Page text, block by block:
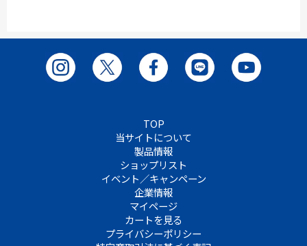
TOP
当サイトについて
製品情報
ショップリスト
イベント／キャンペーン
企業情報
マイページ
カートを見る
プライバシーポリシー